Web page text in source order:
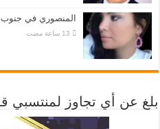
المنصوري في جنوب
بلغ عن أي تجاوز لمنتسبي